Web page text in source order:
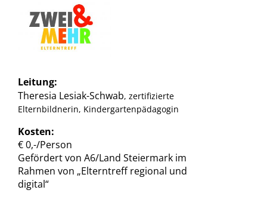
Leitung:
Theresia Lesiak-Schwab, zertifizierte
Elternbildnerin, Kindergartenpädagogin
Kosten:
€ 0,-/Person
Gefördert von A6/Land Steiermark im
Rahmen von „Elterntreff regional und
digital“